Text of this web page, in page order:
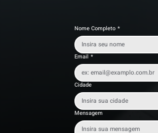
Nome Completo *
Email *
Cidade
Mensagem